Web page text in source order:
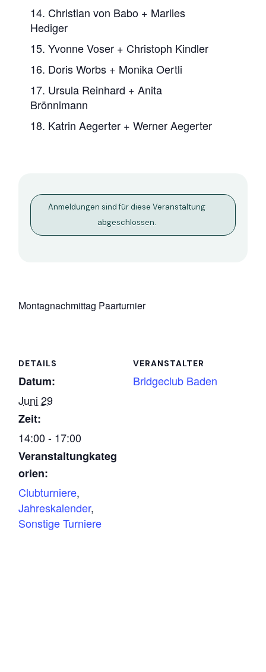
14. Christian von Babo + Marlies
Hediger
15. Yvonne Voser + Christoph Kindler
16. Doris Worbs + Monika Oertli
17. Ursula Reinhard + Anita
Brönnimann
18. Katrin Aegerter + Werner Aegerter
Anmeldungen sind für diese Veranstaltung
abgeschlossen.
Montagnachmittag Paarturnier
DETAILS
Datum:
Juni 29
Zeit:
14:00 - 17:00
Veranstaltungkateg
orien:
Clubturniere,
Jahreskalender,
Sonstige Turniere
VERANSTALTER
Bridgeclub Baden